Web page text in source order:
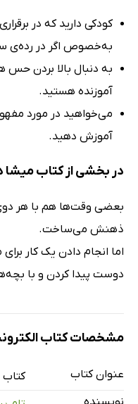
کودکی دارید که در
به‌خصوص اگر در رده‌ی سنی 3 تا 8 سال
به دنبال بالا بردن
آموزنده هستید.
می‌خواهید در مورد
آموزش دهید.
در بخشی از کتاب
بعضی وقت‌ها هم با هر
ذهنش می‌ساخت.
اما انجام دادن یک کار
دوست پیدا کردن و با
مشخصات کتاب
عنوان کتاب